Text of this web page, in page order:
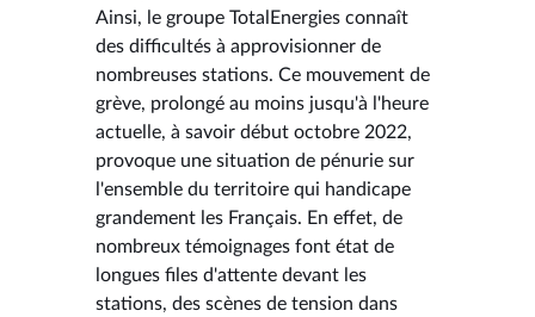
Ainsi, le groupe TotalEnergies connaît
des difficultés à approvisionner de
nombreuses stations. Ce mouvement de
grève, prolongé au moins jusqu'à l'heure
actuelle, à savoir début octobre 2022,
provoque une situation de pénurie sur
l'ensemble du territoire qui handicape
grandement les Français. En effet, de
nombreux témoignages font état de
longues files d'attente devant les
stations, des scènes de tension dans